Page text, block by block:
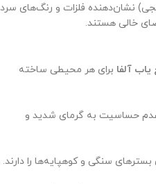
نشان‌دهنده فلزات و رنگ‌های سرد
خالی هستند.
یاب آلفا برای هر محیطی ساخته
عدم حساسیت به گرمای شدید و
سنگی و کوهپایه‌ها را دارند.